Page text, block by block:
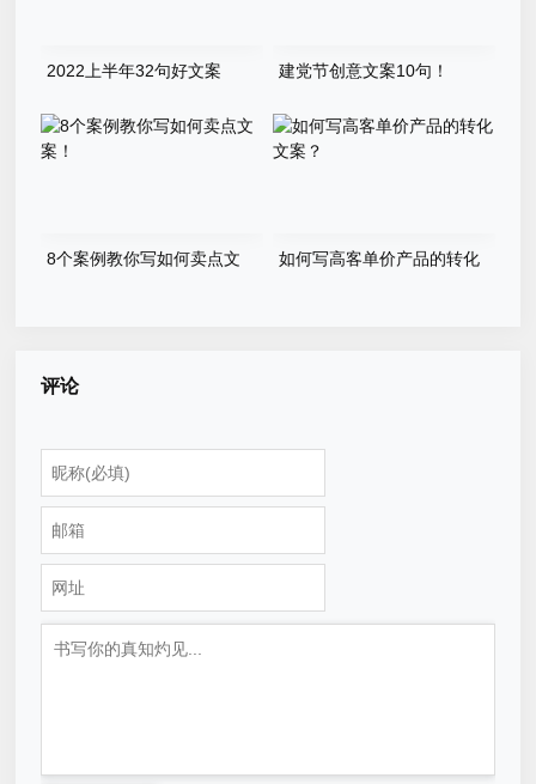
2022上半年32句好文案 建党节创意文案10句！
8个案例教你写如何卖点文
如何写高客单价产品的转化
评论